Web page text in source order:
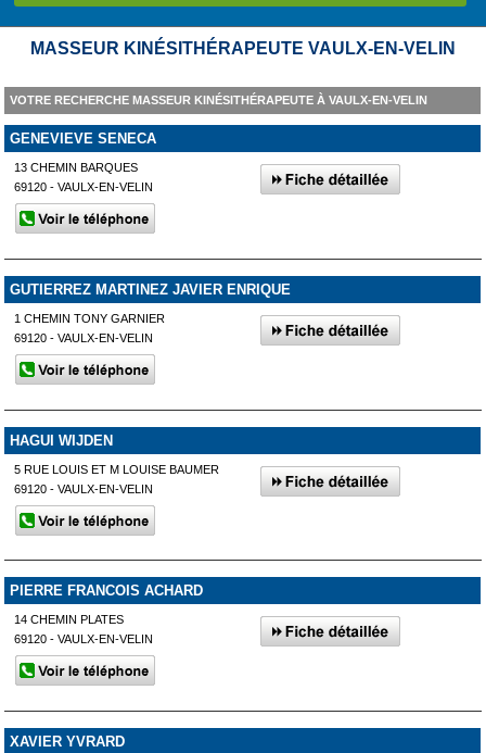
MASSEUR KINÉSITHÉRAPEUTE VAULX-EN-VELIN
VOTRE RECHERCHE MASSEUR KINÉSITHÉRAPEUTE À VAULX-EN-VELIN
GENEVIEVE SENECA
13 CHEMIN BARQUES
69120 - VAULX-EN-VELIN
GUTIERREZ MARTINEZ JAVIER ENRIQUE
1 CHEMIN TONY GARNIER
69120 - VAULX-EN-VELIN
HAGUI WIJDEN
5 RUE LOUIS ET M LOUISE BAUMER
69120 - VAULX-EN-VELIN
PIERRE FRANCOIS ACHARD
14 CHEMIN PLATES
69120 - VAULX-EN-VELIN
XAVIER YVRARD